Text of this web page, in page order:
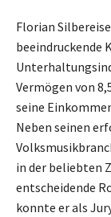
Florian
beeindruckende
Vermögen von
seine
Neben seinen
in der beliebten
entscheidende
konnte er als